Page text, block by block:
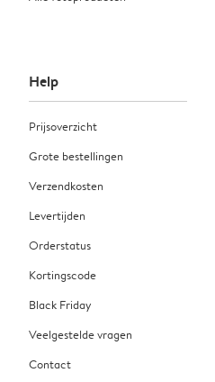
Help
Prijsoverzicht
Grote bestellingen
Verzendkosten
Levertijden
Orderstatus
Kortingscode
Black Friday
Veelgestelde vragen
Contact